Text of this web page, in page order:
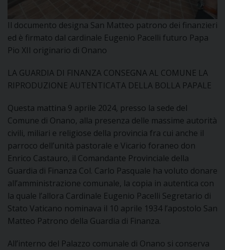
PRIVACY
Il documento designa San Matteo patrono dei finanzieri
ed è firmato dal cardinale Eugenio Pacelli futuro Papa
Pio XII originario di Onano
LA GUARDIA DI FINANZA CONSEGNA AL COMUNE LA
RIPRODUZIONE AUTENTICATA DELLA BOLLA PAPALE
Questa mattina 9 aprile 2024, presso la sede del
Comune di Onano, alla presenza delle massime autorità
civili, miliari e religiose della provincia fra cui anche il
parroco dell’unità pastorale e Vicario foraneo don
Enrico Castauro, il Comandante Provinciale della
Guardia di Finanza Col. Carlo Pasquale ha voluto donare
all’amministrazione comunale, la copia in autentica con
la quale l’allora Cardinale Eugenio Pacelli Segretario di
Stato Vaticano nominava il 10 aprile 1934 l’apostolo San
Matteo Patrono della Guardia di Finanza.
All’interno del Palazzo comunale di Onano si conserva